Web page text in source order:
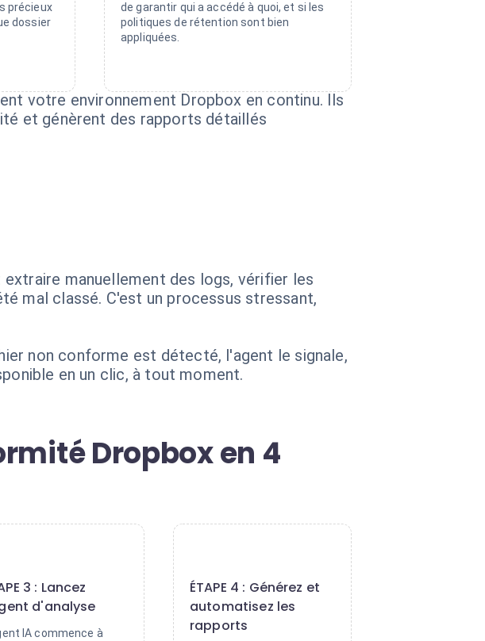
précieux
dossier
de garantir qui a accédé à quoi, et si les
politiques de rétention sont bien
appliquées.
votre environnement Dropbox en continu. Ils
et génèrent des rapports détaillés
manuellement des logs, vérifier les
mal classé. C'est un processus stressant,
non conforme est détecté, l'agent le signale,
en un clic, à tout moment.
Dropbox en 4
3 : Lancez
d'analyse
IA commence à
ÉTAPE 4 : Générez et
automatisez les
rapports